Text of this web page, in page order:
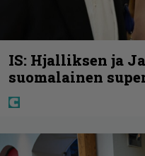
IS: Hjalliksen ja
suomalainen